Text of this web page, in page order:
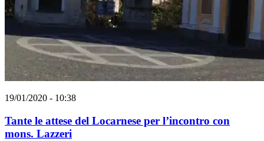
19/01/2020 - 10:38
Tante le attese del Locarnese per l’incontro con
mons. Lazzeri